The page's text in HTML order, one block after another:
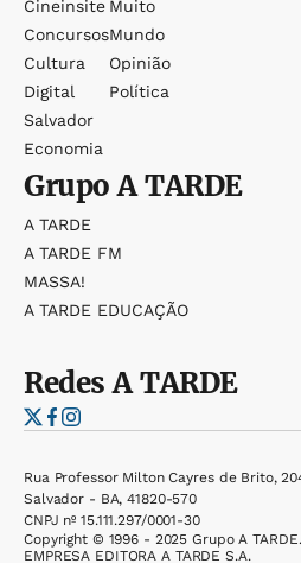
Cineinsite
Concursos
Cultura
Digital
Salvador
Economia
Muito
Mundo
Opinião
Política
GrupoA TARDE
A TARDE
A TARDE FM
MASSA!
A TARDE EDUCAÇÃO
RedesA TARDE
Rua Professor Milton Cayres de Brito,
Salvador - BA, 41820-570
CNPJ nº 15.111.297/0001-30
Copyright © 1996 - 2025 Grupo A
EMPRESA EDITORA A TARDE S.A.